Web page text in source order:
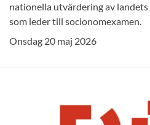
nationella utvärdering av
som leder till socionomexamen.
Onsdag 20 maj 2026